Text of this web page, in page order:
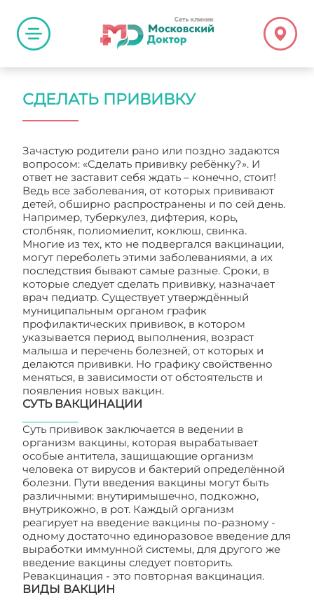
СДЕЛАТЬ ПРИВИВКУ
Зачастую родители рано или поздно задаются
вопросом: «Сделать прививку ребёнку?». И
ответ не заставит себя ждать – конечно, стоит!
Ведь все заболевания, от которых прививают
детей, обширно распространены и по сей день.
Например, туберкулез, дифтерия, корь,
столбняк, полиомиелит, коклюш, свинка.
Многие из тех, кто не подвергался вакцинации,
могут переболеть этими заболеваниями, а их
последствия бывают самые разные. Сроки, в
которые следует сделать прививку, назначает
врач педиатр. Существует утверждённый
муниципальным органом график
профилактических прививок, в котором
указывается период выполнения, возраст
малыша и перечень болезней, от которых и
делаются прививки. Но графику свойственно
меняться, в зависимости от обстоятельств и
появления новых вакцин.
СУТЬ ВАКЦИНАЦИИ
Суть прививок заключается в ведении в
организм вакцины, которая вырабатывает
особые антитела, защищающие организм
человека от вирусов и бактерий определённой
болезни. Пути введения вакцины могут быть
различными: внутиримышечно, подкожно,
внутрикожно, в рот. Каждый организм
реагирует на введение вакцины по-разному -
одному достаточно единоразовое введение для
выработки иммунной системы, для другого же
введение вакцины следует повторить.
Ревакцинация - это повторная вакцинация.
ВИДЫ ВАКЦИН